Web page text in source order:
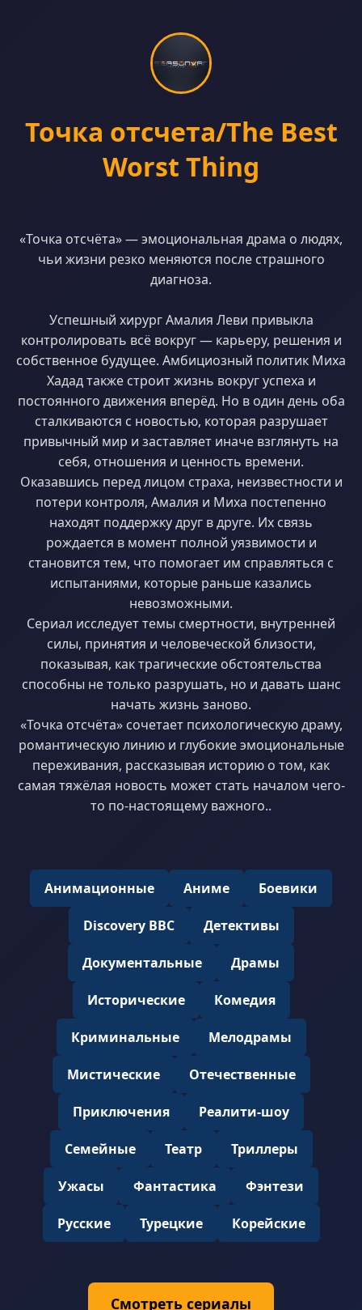
Точка отсчета/The Best
Worst Thing
«Точка отсчёта» — эмоциональная драма о людях,
чьи жизни резко меняются после страшного
диагноза.
Успешный хирург Амалия Леви привыкла
контролировать всё вокруг — карьеру, решения и
собственное будущее. Амбициозный политик Миха
Хадад также строит жизнь вокруг успеха и
постоянного движения вперёд. Но в один день оба
сталкиваются с новостью, которая разрушает
привычный мир и заставляет иначе взглянуть на
себя, отношения и ценность времени.
Оказавшись перед лицом страха, неизвестности и
потери контроля, Амалия и Миха постепенно
находят поддержку друг в друге. Их связь
рождается в момент полной уязвимости и
становится тем, что помогает им справляться с
испытаниями, которые раньше казались
невозможными.
Сериал исследует темы смертности, внутренней
силы, принятия и человеческой близости,
показывая, как трагические обстоятельства
способны не только разрушать, но и давать шанс
начать жизнь заново.
«Точка отсчёта» сочетает психологическую драму,
романтическую линию и глубокие эмоциональные
переживания, рассказывая историю о том, как
самая тяжёлая новость может стать началом чего-
то по-настоящему важного..
Анимационные Аниме Боевики
Discovery BBC Детективы
Документальные Драмы
Исторические Комедия
Криминальные Мелодрамы
Мистические Отечественные
Приключения Реалити-шоу
Семейные Театр Триллеры
Ужасы Фантастика Фэнтези
Русские Турецкие Корейские
Смотреть сериалы